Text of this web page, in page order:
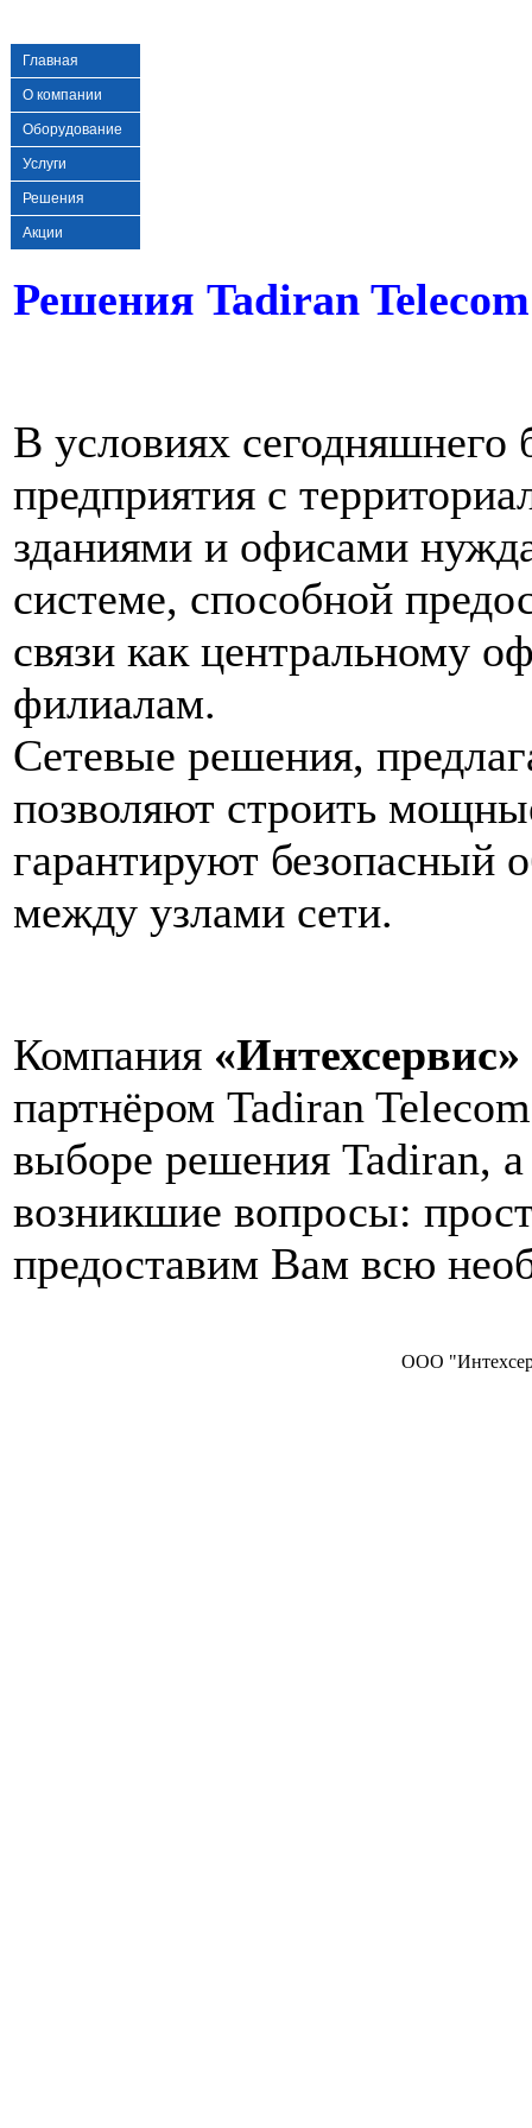
Главная
О компании
Оборудование
Услуги
Решения
Акции
Решения Tadiran Telecom
В условиях сегодняшнего
предприятия с
зданиями и офисами
системе, способной
связи как центральному
филиалам.
Сетевые решения,
позволяют строить
гарантируют
между узлами сети.
Компания «Интехсервис»
партнёром Tadiran
выборе решения Tadiran,
возникшие вопросы:
предоставим Вам всю
ООО